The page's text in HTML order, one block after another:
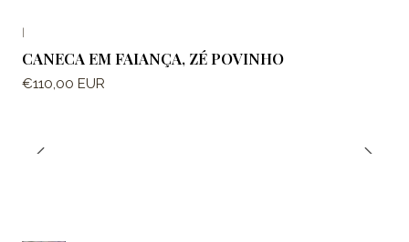
CANECA EM FAIANÇA, ZÉ POVINHO
€110,00 EUR